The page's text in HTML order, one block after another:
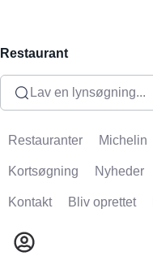
Restaurant
Lav en lynsøgning...
Restauranter Michelin
Kortsøgning Nyheder
Kontakt Bliv oprettet